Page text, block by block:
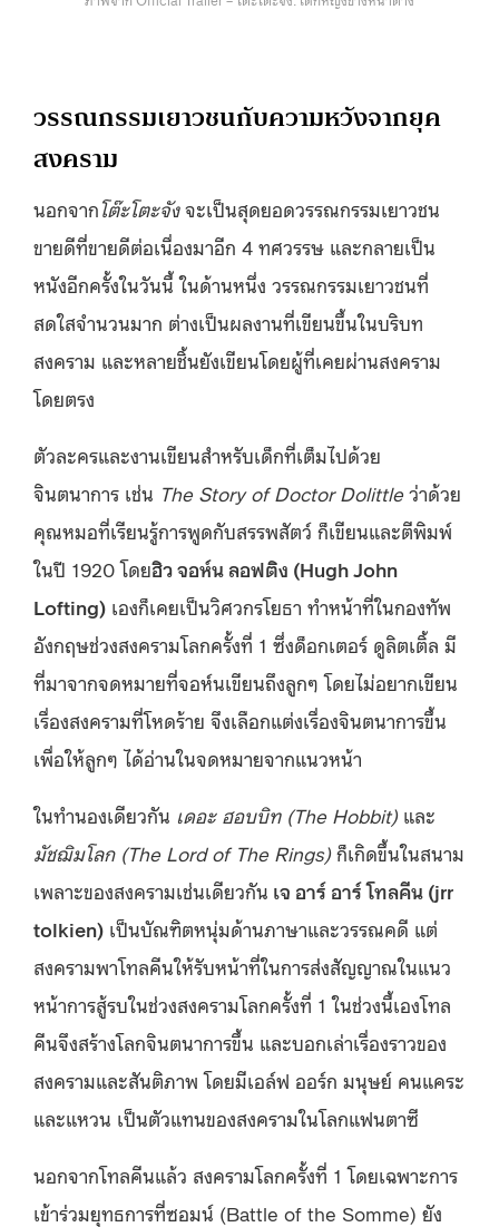
วรรณกรรมเยาวชนกับความหวังจากยุค
สงคราม
นอกจากโต๊ะโตะจังจะเป็นสุดยอดวรรณกรรมเยาวชน
ขายดีที่ขายดีต่อเนื่องมาอีก 4 ทศวรรษ และกลายเป็น
หนังอีกครั้งในวันนี้ ในด้านหนึ่ง วรรณกรรมเยาวชนที่
สดใสจำนวนมาก ต่างเป็นผลงานที่เขียนขึ้นในบริบท
สงคราม และหลายชิ้นยังเขียนโดยผู้ที่เคยผ่านสงคราม
โดยตรง
ตัวละครและงานเขียนสำหรับเด็กที่เต็มไปด้วย
จินตนาการ เช่น The Story of Doctor Dolittle ว่าด้วย
คุณหมอที่เรียนรู้การพูดกับสรรพสัตว์ ก็เขียนและตีพิมพ์
ในปี 1920 โดยฮิว จอห์น ลอฟติง (Hugh John
Lofting) เองก็เคยเป็นวิศวกรโยธา ทำหน้าที่ในกองทัพ
อังกฤษช่วงสงครามโลกครั้งที่ 1 ซึ่งด็อกเตอร์ ดูลิตเติ้ล มี
ที่มาจากจดหมายที่จอห์นเขียนถึงลูกๆ โดยไม่อยากเขียน
เรื่องสงครามที่โหดร้าย จึงเลือกแต่งเรื่องจินตนาการขึ้น
เพื่อให้ลูกๆ ได้อ่านในจดหมายจากแนวหน้า
ในทำนองเดียวกัน เดอะ ฮอบบิท (The Hobbit)และ
มัชฌิมโลก (The Lord of The Rings)ก็เกิดขึ้นในสนาม
เพลาะของสงครามเช่นเดียวกัน เจ อาร์ อาร์ โทลคีน (jrr
tolkien) เป็นบัณฑิตหนุ่มด้านภาษาและวรรณคดี แต่
สงครามพาโทลคีนให้รับหน้าที่ในการส่งสัญญาณในแนว
หน้าการสู้รบในช่วงสงครามโลกครั้งที่ 1 ในช่วงนี้เองโทล
คีนจึงสร้างโลกจินตนาการขึ้น และบอกเล่าเรื่องราวของ
สงครามและสันติภาพ โดยมีเอล์ฟ ออร์ก มนุษย์ คนแคระ
และแหวน เป็นตัวแทนของสงครามในโลกแฟนตาซี
นอกจากโทลคีนแล้ว สงครามโลกครั้งที่ 1 โดยเฉพาะการ
เข้าร่วมยุทธการที่ซอมน์ (Battle of the Somme) ยัง